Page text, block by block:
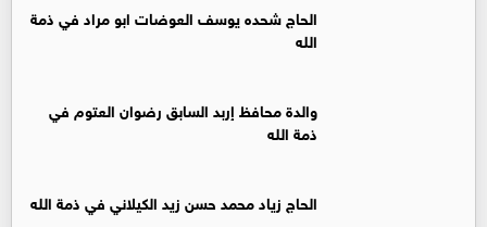
الحاج شحده يوسف العوضات ابو مراد في ذمة
الله
والدة محافظ إربد السابق رضوان العتوم في
ذمة الله
الحاج زياد محمد حسن زيد الكيلاني في ذمة الله